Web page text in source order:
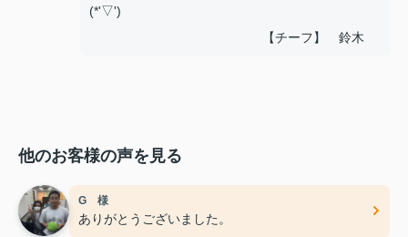
(*'▽')
【チーフ】 鈴木
他のお客様の声を見る
G 様
ありがとうございました。